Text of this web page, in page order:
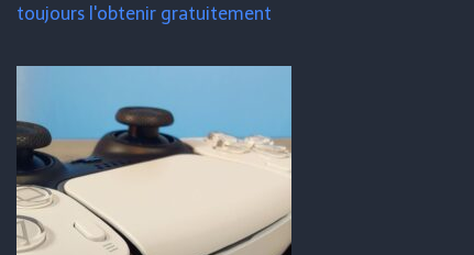
toujours l'obtenir gratuitement